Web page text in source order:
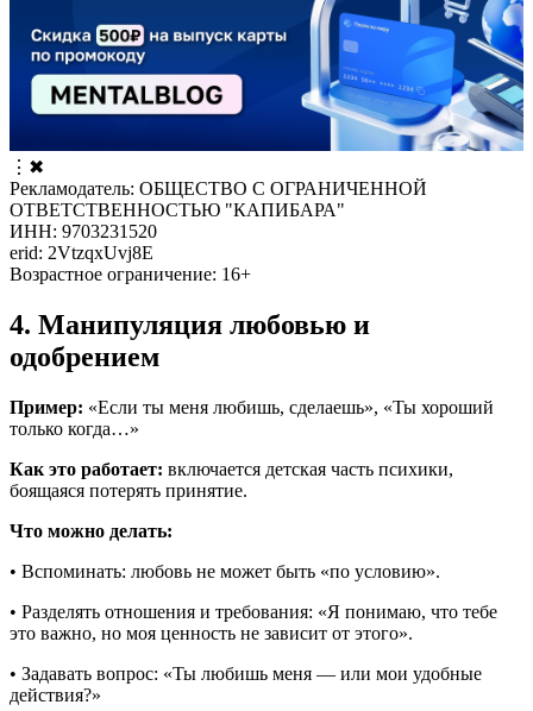
⋮ ✖
Рекламодатель: ОБЩЕСТВО С ОГРАНИЧЕННОЙ
ОТВЕТСТВЕННОСТЬЮ "КАПИБАРА"
ИНН: 9703231520
erid: 2VtzqxUvj8E
Возрастное ограничение: 16+
4. Манипуляция любовью и
одобрением
Пример: «Если ты меня любишь, сделаешь», «Ты хороший
только когда…»
Как это работает: включается детская часть психики,
боящаяся потерять принятие.
Что можно делать:
• Вспоминать: любовь не может быть «по условию».
• Разделять отношения и требования: «Я понимаю, что тебе
это важно, но моя ценность не зависит от этого».
• Задавать вопрос: «Ты любишь меня — или мои удобные
действия?»